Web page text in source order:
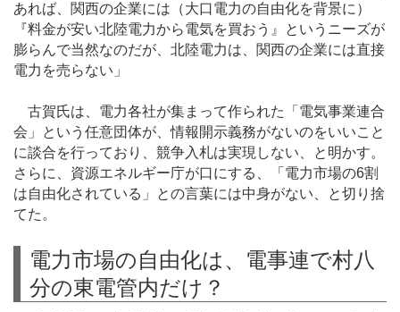
あれば、関西の企業には（大口電力の自由化を背景に）
『料金が安い北陸電力から電気を買おう』というニーズが
膨らんで当然なのだが、北陸電力は、関西の企業には直接
電力を売らない」
古賀氏は、電力各社が集まって作られた「電気事業連合
会」という任意団体が、情報開示義務がないのをいいこと
に談合を行っており、競争入札は実現しない、と明かす。
さらに、資源エネルギー庁が口にする、「電力市場の6割
は自由化されている」との言葉には中身がない、と切り捨
てた。
電力市場の自由化は、電事連で村八
分の東電管内だけ？